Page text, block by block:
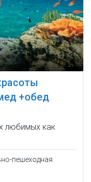
+обед
любимых как
пешеходная